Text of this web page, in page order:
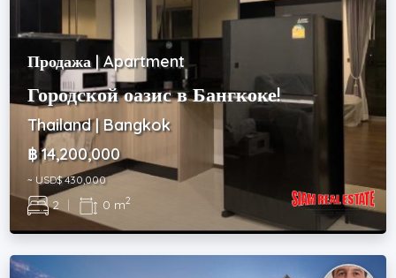
Продажа | Apartment
Городской оазис в Бангкоке!
Thailand | Bangkok
฿ 14,200,000
~ USD$ 430,000
2 | 0 m2